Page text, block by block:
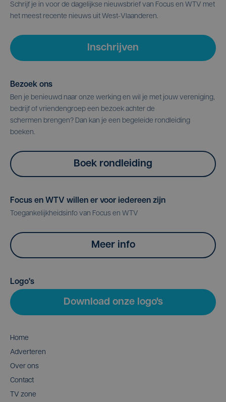
Schrijf je in voor de dagelijkse nieuwsbrief van Focus en WTV met
het meest recente nieuws uit West-Vlaanderen.
Inschrijven
Bezoek ons
Ben je benieuwd naar onze werking en wil je met jouw vereniging,
bedrijf of vriendengroep een bezoek achter de
schermen brengen? Dan kan je een begeleide rondleiding
boeken.
Boek rondleiding
Focus en WTV willen er voor iedereen zijn
Toegankelijkheidsinfo van Focus en WTV
Meer info
Logo's
Download onze logo's
Home
Adverteren
Over ons
Contact
TV zone